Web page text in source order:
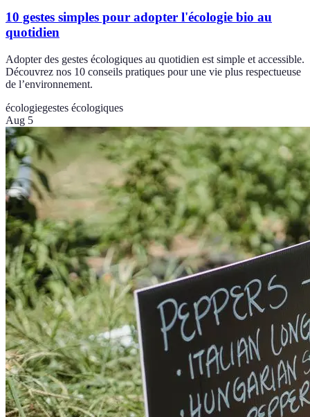
10 gestes simples pour adopter l'écologie bio au
quotidien
Adopter des gestes écologiques au quotidien est simple et accessible.
Découvrez nos 10 conseils pratiques pour une vie plus respectueuse
de l’environnement.
écologiegestes écologiques
Aug 5